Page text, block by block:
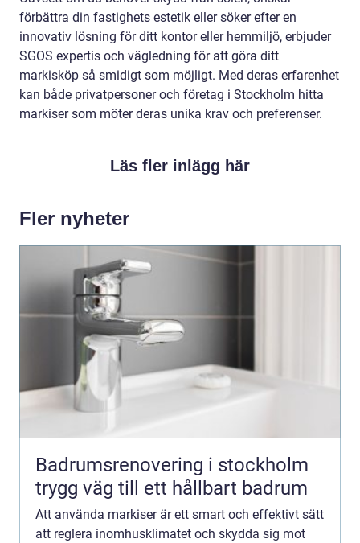
förbättra din fastighets estetik eller söker efter en
innovativ lösning för ditt kontor eller hemmiljö, erbjuder
SGOS expertis och vägledning för att göra ditt
markisköp så smidigt som möjligt. Med deras erfarenhet
kan både privatpersoner och företag i Stockholm hitta
markiser som möter deras unika krav och preferenser.
Läs fler inlägg här
Fler nyheter
Badrumsrenovering i stockholm
trygg väg till ett hållbart badrum
Att använda markiser är ett smart och effektivt sätt
att reglera inomhusklimatet och skydda sig mot